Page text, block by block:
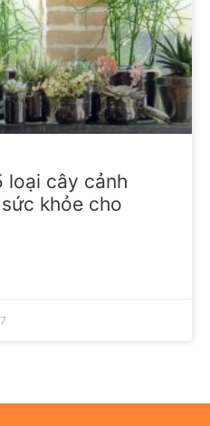
loại cây cảnh
khỏe cho